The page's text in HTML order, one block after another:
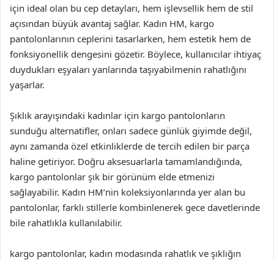
için ideal olan bu cep detayları, hem işlevsellik hem de stil
açısından büyük avantaj sağlar. Kadın HM, kargo
pantolonlarının ceplerini tasarlarken, hem estetik hem de
fonksiyonellik dengesini gözetir. Böylece, kullanıcılar ihtiyaç
duydukları eşyaları yanlarında taşıyabilmenin rahatlığını
yaşarlar.
Şıklık arayışındaki kadınlar için kargo pantolonların
sunduğu alternatifler, onları sadece günlük giyimde değil,
aynı zamanda özel etkinliklerde de tercih edilen bir parça
haline getiriyor. Doğru aksesuarlarla tamamlandığında,
kargo pantolonlar şık bir görünüm elde etmenizi
sağlayabilir. Kadın HM’nin koleksiyonlarında yer alan bu
pantolonlar, farklı stillerle kombinlenerek gece davetlerinde
bile rahatlıkla kullanılabilir.
kargo pantolonlar, kadın modasında rahatlık ve şıklığın